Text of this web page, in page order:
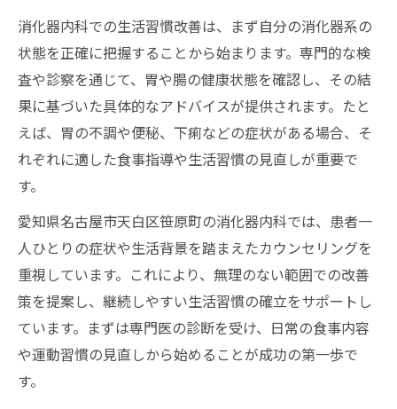
生活改善に役立つ消化器内科の実践法
消化器内科の生活指導で見直す日々の習慣
消化器内科の専門医と進める無理のない改
消化器内科で学ぶ食生活と運動指導のポイ
ント
消化器内科の診断結果を活かした生活改善
法
健康維持へ導く生活指導のポイント
消化器内科による健康維持のためのアプロ
ーチ
消化器内科での生活習慣改善は、まず自分の消化器系の
状態を正確に把握することから始まります。専門的な検
査や診察を通じて、胃や腸の健康状態を確認し、その結
果に基づいた具体的なアドバイスが提供されます。たと
えば、胃の不調や便秘、下痢などの症状がある場合、そ
れぞれに適した食事指導や生活習慣の見直しが重要で
す。
愛知県名古屋市天白区笹原町の消化器内科では、患者一
人ひとりの症状や生活背景を踏まえたカウンセリングを
重視しています。これにより、無理のない範囲での改善
策を提案し、継続しやすい生活習慣の確立をサポートし
ています。まずは専門医の診断を受け、日常の食事内容
や運動習慣の見直しから始めることが成功の第一歩で
す。